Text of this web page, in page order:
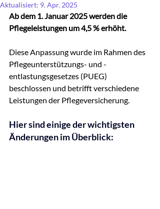
Aktualisiert: 9. Apr. 2025
Ab dem 1. Januar 2025 werden die
Pflegeleistungen um 4,5 % erhöht.
Diese Anpassung wurde im Rahmen des
Pflegeunterstützungs- und -
entlastungsgesetzes (PUEG)
beschlossen und betrifft verschiedene
Leistungen der Pflegeversicherung.
Hier sind einige der wichtigsten
Änderungen im Überblick: